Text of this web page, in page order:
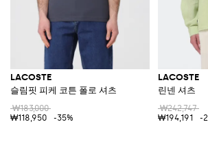
LACOSTE
슬림핏 피케 코튼 폴로 셔츠
₩183,000
₩118,950
-35%
LACOSTE
린넨 셔츠
₩242,747
₩194,191
-